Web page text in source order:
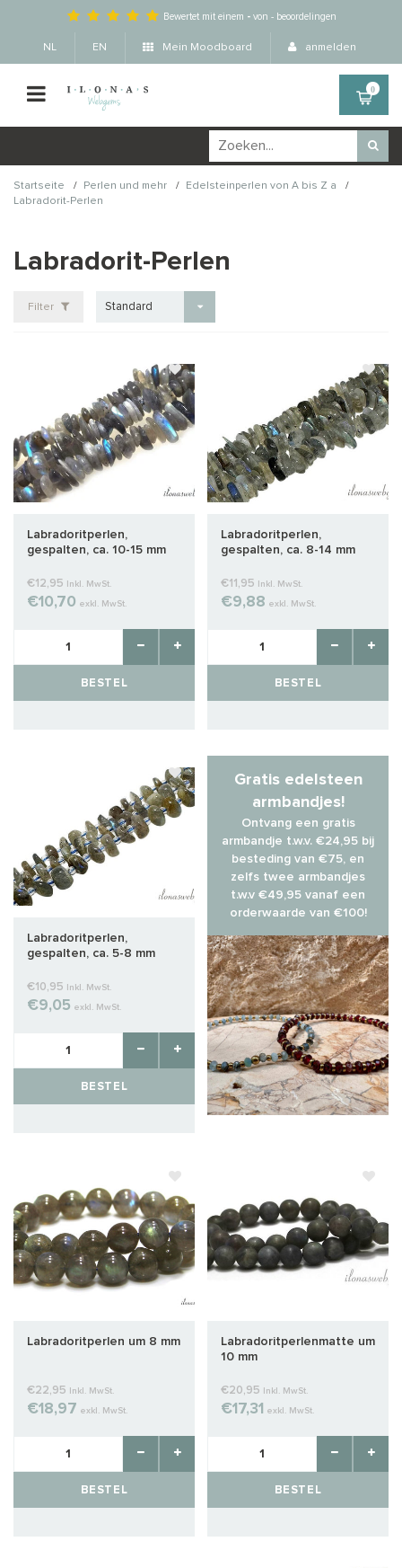
Bewertet mit einem - von - beoordelingen
NL EN Mein Moodboard anmelden
0
Startseite / Perlen und mehr / Edelsteinperlen von A bis Z a
/
Labradorit-Perlen
Labradorit-Perlen
Filter Standard
Labradoritperlen,
gespalten, ca. 10-15 mm
€12,95 Inkl. MwSt.
€10,70 exkl. MwSt.
BESTEL
Labradoritperlen,
gespalten, ca. 8-14 mm
€11,95 Inkl. MwSt.
€9,88 exkl. MwSt.
BESTEL
Labradoritperlen,
gespalten, ca. 5-8 mm
€10,95 Inkl. MwSt.
€9,05 exkl. MwSt.
BESTEL
Gratis edelsteen
armbandjes!
Ontvang een gratis
armbandje t.w.v. €24,95 bij
besteding van €75, en
zelfs twee armbandjes
t.w.v €49,95 vanaf een
orderwaarde van €100!
Labradoritperlen um 8 mm
€22,95 Inkl. MwSt.
€18,97 exkl. MwSt.
BESTEL
Labradoritperlenmatte um
10 mm
€20,95 Inkl. MwSt.
€17,31 exkl. MwSt.
BESTEL